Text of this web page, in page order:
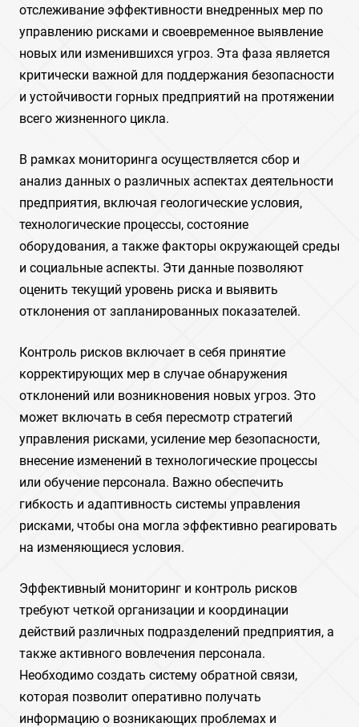
отслеживание эффективности внедренных мер по
управлению рисками и своевременное выявление
новых или изменившихся угроз. Эта фаза является
критически важной для поддержания безопасности
и устойчивости горных предприятий на протяжении
всего жизненного цикла.
В рамках мониторинга осуществляется сбор и
анализ данных о различных аспектах деятельности
предприятия, включая геологические условия,
технологические процессы, состояние
оборудования, а также факторы окружающей среды
и социальные аспекты. Эти данные позволяют
оценить текущий уровень риска и выявить
отклонения от запланированных показателей.
Контроль рисков включает в себя принятие
корректирующих мер в случае обнаружения
отклонений или возникновения новых угроз. Это
может включать в себя пересмотр стратегий
управления рисками, усиление мер безопасности,
внесение изменений в технологические процессы
или обучение персонала. Важно обеспечить
гибкость и адаптивность системы управления
рисками, чтобы она могла эффективно реагировать
на изменяющиеся условия.
Эффективный мониторинг и контроль рисков
требуют четкой организации и координации
действий различных подразделений предприятия, а
также активного вовлечения персонала.
Необходимо создать систему обратной связи,
которая позволит оперативно получать
информацию о возникающих проблемах и